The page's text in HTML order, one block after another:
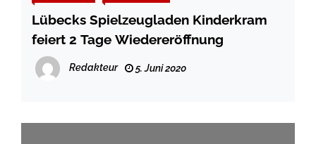
Lübecks Spielzeugladen Kinderkram
feiert 2 Tage Wiedereröffnung
Redakteur 5. Juni 2020